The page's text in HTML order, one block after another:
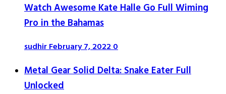
Watch Awesome Kate Halle Go Full Wiming
Pro in the Bahamas
sudhirFebruary 7, 20220
Metal Gear Solid Delta: Snake Eater Full
Unlocked